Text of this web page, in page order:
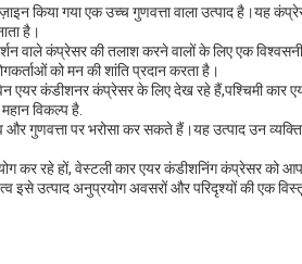
किया गया एक उच्च गुणवत्ता वाला उत्पाद है।यह
है।
वाले कंप्रेसर की तलाश करने वालों के लिए एक
को मन की शांति प्रदान करता है।
कंडीशनर कंप्रेसर के लिए देख रहे हैं,पश्चिमी कार
विकल्प है.
गुणवत्ता पर भरोसा कर सकते हैं।यह उत्पाद उन
कर रहे हों, वेस्टली कार एयर कंडीशनिंग कंप्रेसर
इसे उत्पाद अनुप्रयोग अवसरों और परिदृश्यों की एक